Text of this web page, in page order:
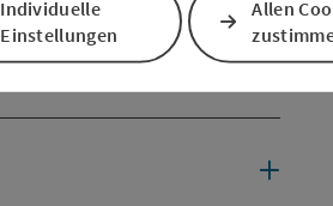
Individuelle
Einstellungen
Allen